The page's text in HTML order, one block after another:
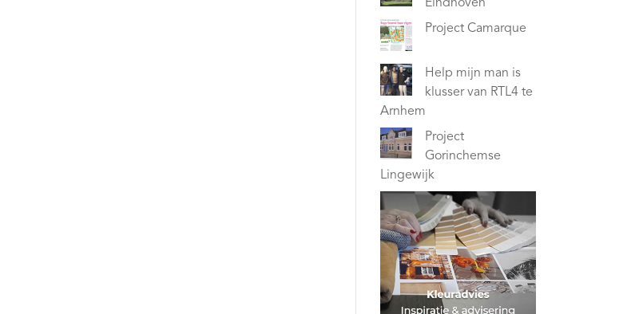
Eindhoven
Project Camarque
Help mijn man is
klusser van RTL4 te
Arnhem
Project
Gorinchemse
Lingewijk